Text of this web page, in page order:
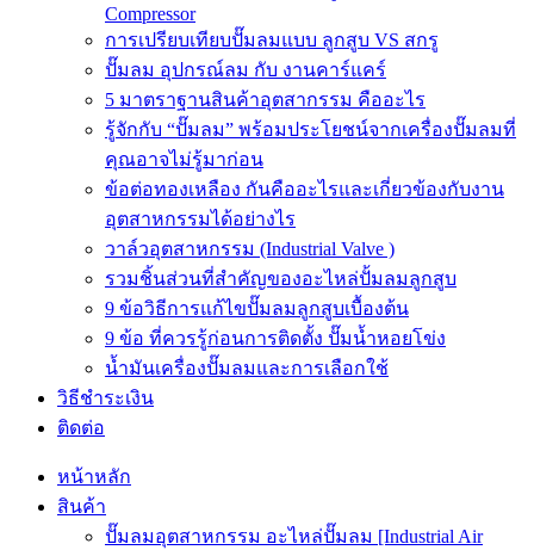
Compressor
การเปรียบเทียบปั๊มลมแบบ ลูกสูบ VS สกรู
ปั๊มลม อุปกรณ์ลม กับ งานคาร์แคร์
5 มาตราฐานสินค้าอุตสากรรม คืออะไร
รู้จักกับ “ปั๊มลม” พร้อมประโยชน์จากเครื่องปั๊มลมที่
คุณอาจไม่รู้มาก่อน
ข้อต่อทองเหลือง กันคืออะไรและเกี่ยวข้องกับงาน
อุตสาหกรรมได้อย่างไร
วาล์วอุตสาหกรรม (Industrial Valve )
รวมชิ้นส่วนที่สำคัญของอะไหล่ปั้มลมลูกสูบ
9 ข้อวิธีการแก้ไขปั๊มลมลูกสูบเบื้องต้น
9 ข้อ ที่ควรรู้ก่อนการติดตั้ง ปั๊มน้ำหอยโข่ง
น้ำมันเครื่องปั๊มลมและการเลือกใช้
วิธีชำระเงิน
ติดต่อ
หน้าหลัก
สินค้า
ปั๊มลมอุตสาหกรรม อะไหล่ปั๊มลม [Industrial Air